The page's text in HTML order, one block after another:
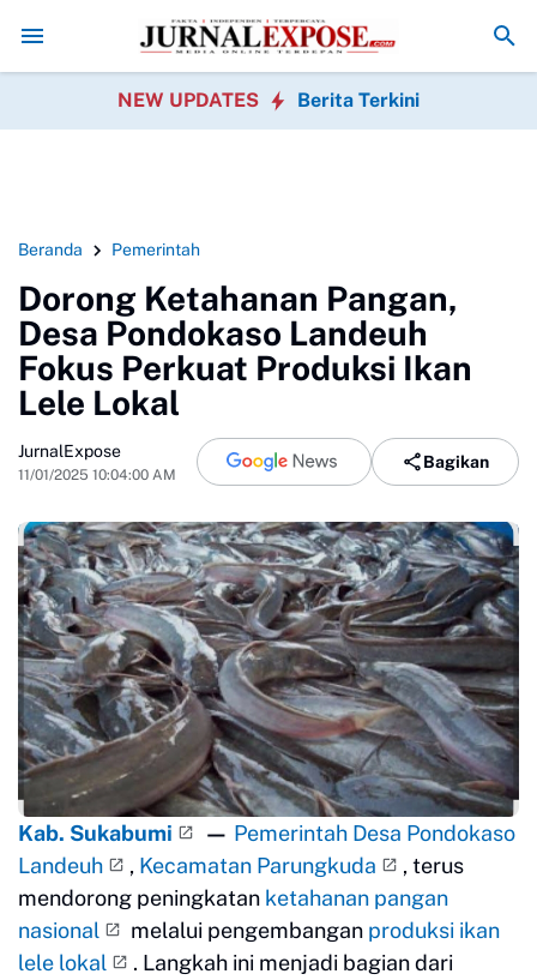
Orang di Media Sosial, Bisa Berujung Masalah Hukum? Ini yang
NEW UPDATES Berita Terkini
Beranda Pemerintah
Dorong Ketahanan Pangan,
Desa Pondokaso Landeuh
Fokus Perkuat Produksi Ikan
Lele Lokal
JurnalExpose
11/01/2025 10:04:00 AM
Bagikan
Kab. Sukabumi — Pemerintah Desa Pondokaso
Landeuh
, Kecamatan Parungkuda
, terus
mendorong peningkatan ketahanan pangan
nasional
melalui pengembangan produksi ikan
lele lokal
. Langkah ini menjadi bagian dari